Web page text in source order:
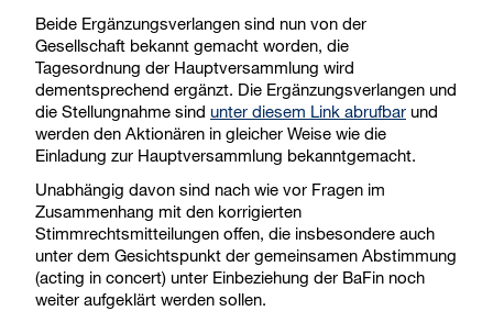
Beide Ergänzungsverlangen sind nun von der
Gesellschaft bekannt gemacht worden, die
Tagesordnung der Hauptversammlung wird
dementsprechend ergänzt. Die Ergänzungsverlangen und
die Stellungnahme sind unter diesem Link abrufbar und
werden den Aktionären in gleicher Weise wie die
Einladung zur Hauptversammlung bekanntgemacht.
Unabhängig davon sind nach wie vor Fragen im
Zusammenhang mit den korrigierten
Stimmrechtsmitteilungen offen, die insbesondere auch
unter dem Gesichtspunkt der gemeinsamen Abstimmung
(acting in concert) unter Einbeziehung der BaFin noch
weiter aufgeklärt werden sollen.